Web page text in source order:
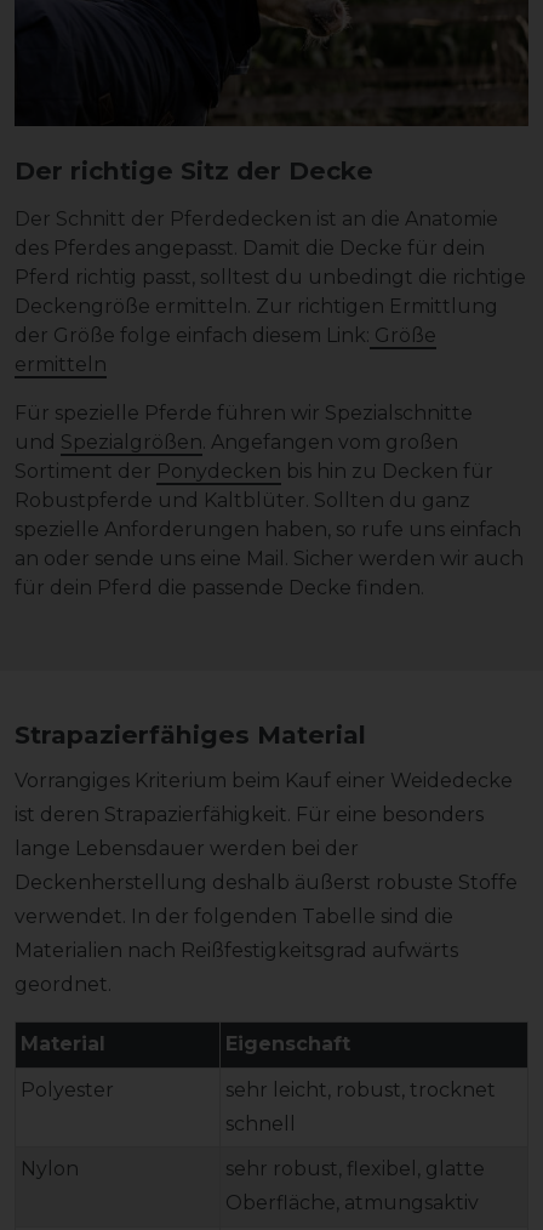
Der richtige Sitz der Decke
Der Schnitt der Pferdedecken ist an die Anatomie
des Pferdes angepasst. Damit die Decke für dein
Pferd richtig passt, solltest du unbedingt die richtige
Deckengröße ermitteln. Zur richtigen Ermittlung
der Größe folge einfach diesem Link: Größe
ermitteln
Für spezielle Pferde führen wir Spezialschnitte
und Spezialgrößen. Angefangen vom großen
Sortiment der Ponydecken bis hin zu Decken für
Robustpferde und Kaltblüter. Sollten du ganz
spezielle Anforderungen haben, so rufe uns einfach
an oder sende uns eine Mail. Sicher werden wir auch
für dein Pferd die passende Decke finden.
Strapazierfähiges Material
Vorrangiges Kriterium beim Kauf einer Weidedecke
ist deren Strapazierfähigkeit. Für eine besonders
lange Lebensdauer werden bei der
Deckenherstellung deshalb äußerst robuste Stoffe
verwendet. In der folgenden Tabelle sind die
Materialien nach Reißfestigkeitsgrad aufwärts
geordnet.
Material
Eigenschaft
Polyester
sehr leicht, robust, trocknet
schnell
Nylon
sehr robust, flexibel, glatte
Oberfläche, atmungsaktiv